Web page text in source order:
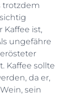
trotzdem
Kaffee ist,
ungefähre
Kaffee sollte
da er,
sein